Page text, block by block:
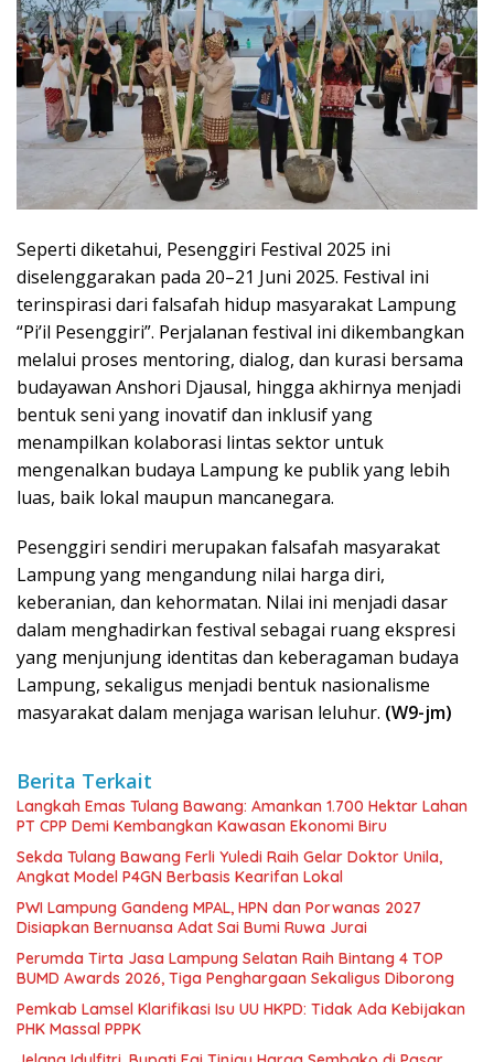
Seperti diketahui, Pesenggiri Festival 2025 ini
diselenggarakan pada 20–21 Juni 2025. Festival ini
terinspirasi dari falsafah hidup masyarakat Lampung
“Pi’il Pesenggiri”. Perjalanan festival ini dikembangkan
melalui proses mentoring, dialog, dan kurasi bersama
budayawan Anshori Djausal, hingga akhirnya menjadi
bentuk seni yang inovatif dan inklusif yang
menampilkan kolaborasi lintas sektor untuk
mengenalkan budaya Lampung ke publik yang lebih
luas, baik lokal maupun mancanegara.
Pesenggiri sendiri merupakan falsafah masyarakat
Lampung yang mengandung nilai harga diri,
keberanian, dan kehormatan. Nilai ini menjadi dasar
dalam menghadirkan festival sebagai ruang ekspresi
yang menjunjung identitas dan keberagaman budaya
Lampung, sekaligus menjadi bentuk nasionalisme
masyarakat dalam menjaga warisan leluhur. (W9-jm)
Berita Terkait
Langkah Emas Tulang Bawang: Amankan 1.700 Hektar Lahan
PT CPP Demi Kembangkan Kawasan Ekonomi Biru
Sekda Tulang Bawang Ferli Yuledi Raih Gelar Doktor Unila,
Angkat Model P4GN Berbasis Kearifan Lokal
PWI Lampung Gandeng MPAL, HPN dan Porwanas 2027
Disiapkan Bernuansa Adat Sai Bumi Ruwa Jurai
Perumda Tirta Jasa Lampung Selatan Raih Bintang 4 TOP
BUMD Awards 2026, Tiga Penghargaan Sekaligus Diborong
Pemkab Lamsel Klarifikasi Isu UU HKPD: Tidak Ada Kebijakan
PHK Massal PPPK